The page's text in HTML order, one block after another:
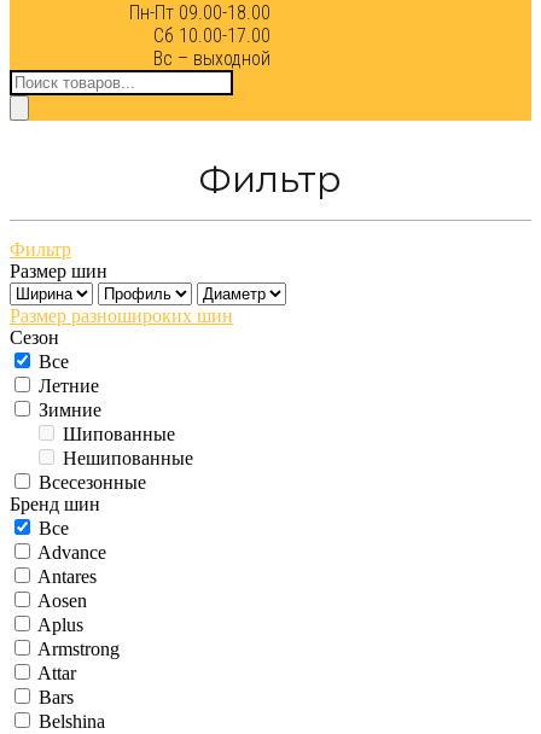
Пн-Пт 09.00-18.00
Сб 10.00-17.00
Вс – выходной
Поиск
товаров
Фильтр
Фильтр
Размер шин
Размер разношироких шин
Сезон
Все
Летние
Зимние
Шипованные
Нешипованные
Всесезонные
Бренд шин
Все
Advance
Antares
Aosen
Aplus
Armstrong
Attar
Bars
Belshina